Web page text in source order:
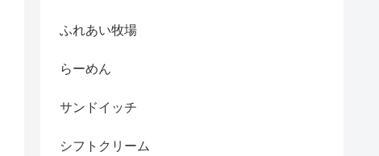
ふれあい牧場
らーめん
サンドイッチ
シフトクリーム